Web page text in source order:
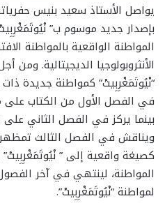
يواصل الأستاذ سعيد بنيس
بإصدار جديد موسوم ب”
المواطنة الواقعية بالمواطنة
الأنثروبولوجيا الديجيتالية. ومن
“نْيُوتَمَغْرِبِيتْ” كمواطنة جديدة
في الفصل الأول من الكتاب على
بينما يركز في الفصل الثاني على
ويناقش في الفصل الثالث
كصيغة واقعية إلى ”
المواطنة، لينتهي في آخر
لمواطنة “نْيُوتَمَغْرِبِيتْ”.